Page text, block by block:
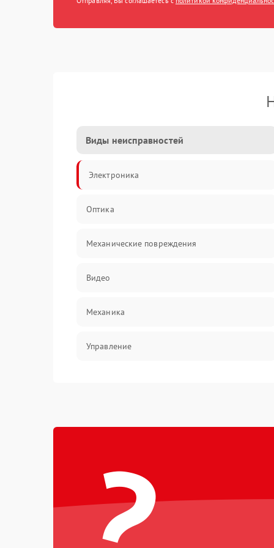
Виды неисправностей
Электроника
Оптика
Механические повреждения
Видео
Механика
Управление
Электроника/Оптика